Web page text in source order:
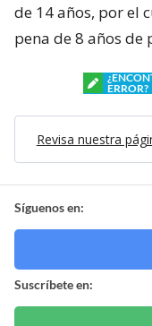
de 14 años, por el
pena de 8 años de
ERROR?
Revisa nuestra
Síguenos en:
Suscríbete en: